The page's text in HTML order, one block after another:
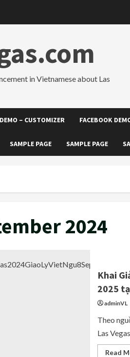
in Vietnamese about Las
– CUSTOMIZER FACEBOOK
SAMPLE PAGE SAMPLE PAGE
2024
Khai
2025
adminVL
Theo
Las
Read